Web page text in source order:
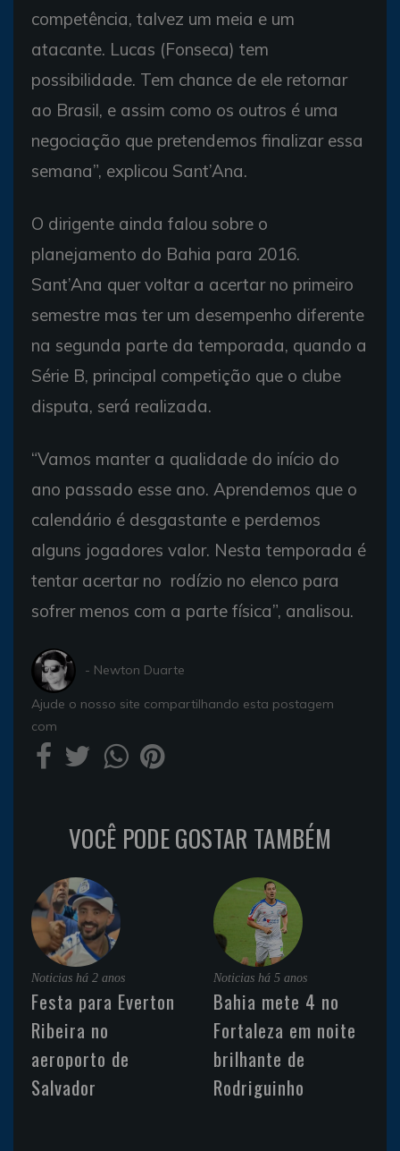
competência, talvez um meia e um
atacante. Lucas (Fonseca) tem
possibilidade. Tem chance de ele retornar
ao Brasil, e assim como os outros é uma
negociação que pretendemos finalizar essa
semana”, explicou Sant’Ana.
O dirigente ainda falou sobre o
planejamento do Bahia para 2016.
Sant’Ana quer voltar a acertar no primeiro
semestre mas ter um desempenho diferente
na segunda parte da temporada, quando a
Série B, principal competição que o clube
disputa, será realizada.
“Vamos manter a qualidade do início do
ano passado esse ano. Aprendemos que o
calendário é desgastante e perdemos
alguns jogadores valor. Nesta temporada é
tentar acertar no rodízio no elenco para
sofrer menos com a parte física”, analisou.
- Newton Duarte
Ajude o nosso site compartilhando esta postagem
com
VOCÊ PODE GOSTAR TAMBÉM
Noticias há 2 anos
Festa para Everton
Ribeira no
aeroporto de
Salvador
Noticias há 5 anos
Bahia mete 4 no
Fortaleza em noite
brilhante de
Rodriguinho